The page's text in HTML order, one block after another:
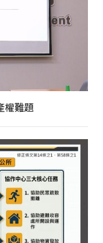
權難題